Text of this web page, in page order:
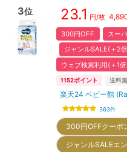
3位 23.1 円/枚
300円OFF スー
ジャンルSALE(＋2
ウェブ検索利用(＋1
1152ポイント 送料
楽天24 ベビー館
363件
300円OFFクーポ
ジャンルSALEエ